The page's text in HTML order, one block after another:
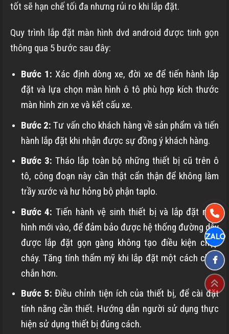
tốt sẽ hạn chế tối đa nhưng rủi ro khi lắp đặt.
Quy trình lắp đặt màn hình dvd android được tinh gọn
thông qua 5 bước sau đây:
Bước 1: Xác định dòng xe, đời xe để tiến hành lắp
đặt và lựa chọn màn hình ô tô phù hợp kích thước
màn hình zin xe và kết cấu xe.
Bước 2: Tư vấn cho khách hàng về sản phẩm và tiến
hành lắp đặt khi nhận được sự đồng ý khách hàng.
Bước 3: Tháo lắp toàn bộ những thiết bị cũ trên ô
tô, công đoạn này cần thật cẩn thận để không làm
trầy xước và hư hỏng bộ phận taplo.
Bước 4: Tiến hành vệ sinh thiết bị và lắp đặt màn
hình mới vào, để đảm bảo được hệ thống đường dây
được lắp đặt gọn gàng không tạo điều kiện chập
cháy. Tăng tính thẩm mỹ khi lắp đặt một cách chắc
chắn hơn.
Bước 5: Điều chỉnh tiện ích của thiết bị, để cài đặt
tính năng cần thiết. Hướng dẫn người sử dụng thực
hiện sử dụng thiết bị đúng cách.